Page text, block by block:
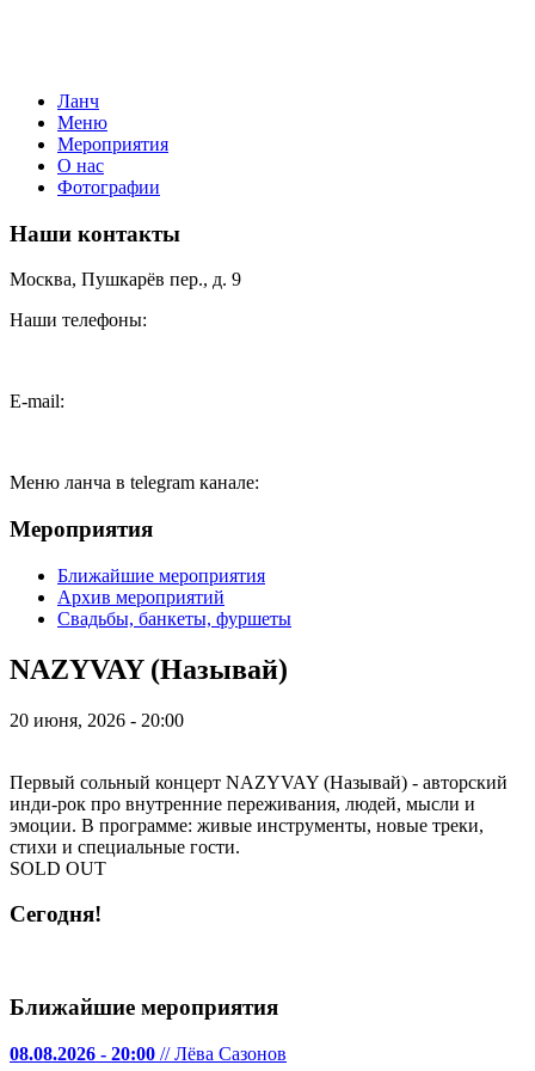
Ланч
Меню
Мероприятия
О нас
Фотографии
Наши контакты
Москва, Пушкарёв пер., д. 9
Наши телефоны:
E-mail:
Меню ланча в telegram канале:
Мероприятия
Ближайшие мероприятия
Архив мероприятий
Свадьбы, банкеты, фуршеты
NAZYVAY (Называй)
20 июня, 2026 - 20:00
Первый сольный концерт NAZYVAY (Называй) - авторский
инди-рок про внутренние переживания, людей, мысли и
эмоции. В программе: живые инструменты, новые треки,
стихи и специальные гости.
SOLD OUT
Сегодня!
Ближайшие мероприятия
08.08.2026 - 20:00 // Лёва Сазонов